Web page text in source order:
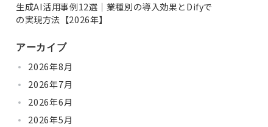
生成AI活用事例12選｜業種別の導入効果とDifyで
の実現方法【2026年】
アーカイブ
2026年8月
2026年7月
2026年6月
2026年5月